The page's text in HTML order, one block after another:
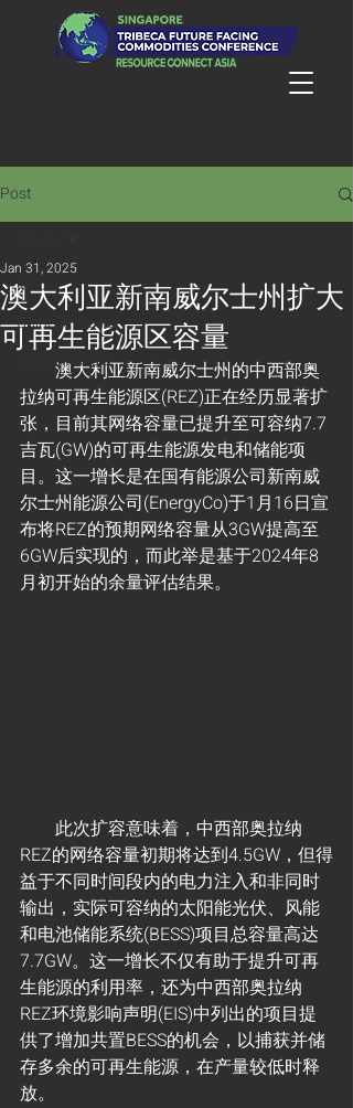
Post
Media
Chinese Media
English Media
澳大利亚新南威尔士州扩大
可再生能源区容量
Jan 31, 2025
拉纳可再生能源区(REZ)正在经历显著扩
张，目前其网络容量已提升至可容纳7.7
吉瓦(GW)的可再生能源发电和储能项
目。这一增长是在国有能源公司新南威
尔士州能源公司(EnergyCo)于1月16日宣
布将REZ的预期网络容量从3GW提高至
6GW后实现的，而此举是基于2024年8
月初开始的余量评估结果。
REZ的网络容量初期将达到4.5GW，但得
益于不同时间段内的电力注入和非同时
输出，实际可容纳的太阳能光伏、风能
和电池储能系统(BESS)项目总容量高达
7.7GW。这一增长不仅有助于提升可再
生能源的利用率，还为中西部奥拉纳
REZ环境影响声明(EIS)中列出的项目提
供了增加共置BESS的机会，以捕获并储
存多余的可再生能源，在产量较低时释
放。